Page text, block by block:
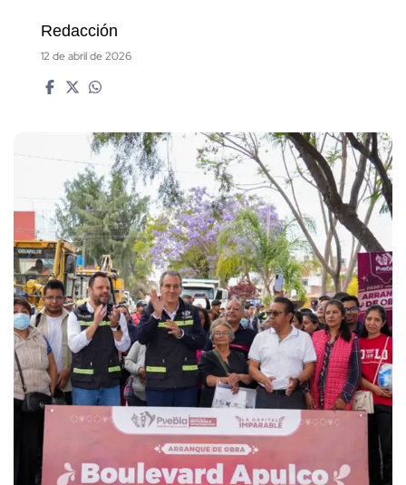
Redacción
12 de abril de 2026